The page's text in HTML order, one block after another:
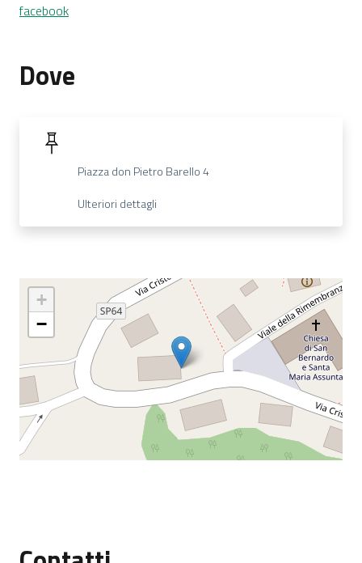
facebook
Dove
Piazza don Pietro Barello 4
Ulteriori dettagli
+
−